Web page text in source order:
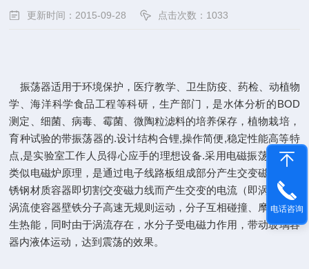
更新时间：2015-09-28 点击次数：1033
振荡器适用于环境保护，医疗教学、卫生防疫、药检、动植物
学、海洋科学食品工程等科研，生产部门，是水体分析的BOD
测定、细菌、病毒、霉菌、微陶粒滤料的培养保存，植物栽培，
育种试验的带振荡器的.设计结构合锂,操作简便,稳定性能高等特
点,是实验室工作人员得心应手的理想设备.采用电磁振荡原理，
类似电磁炉原理，是通过电子线路板组成部分产生交变磁场、不
锈钢材质容器即切割交变磁力线而产生交变的电流（即涡流），
涡流使容器壁铁分子高速无规则运动，分子互相碰撞、摩擦而产
生热能，同时由于涡流存在，水分子受电磁力作用，带动玻璃容
器内液体运动，达到震荡的效果。
电话咨询